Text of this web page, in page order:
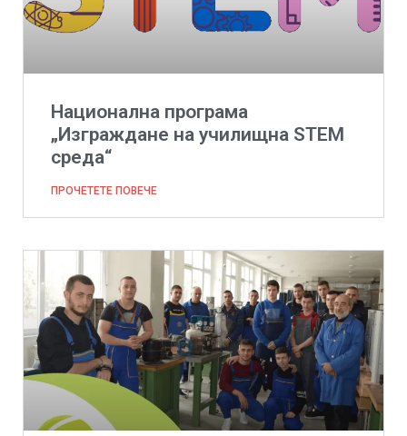
Национална програма
„Изграждане на училищна STEM
среда“
ПРОЧЕТЕТЕ ПОВЕЧЕ